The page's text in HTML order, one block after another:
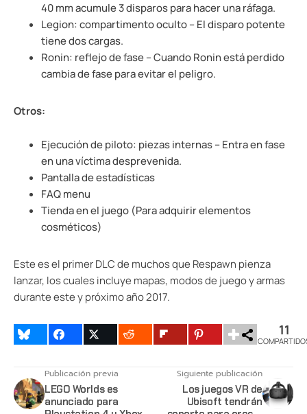
40 mm acumule 3 disparos para hacer una ráfaga.
Legion: compartimento oculto – El disparo potente
tiene dos cargas.
Ronin: reflejo de fase – Cuando Ronin está perdido
cambia de fase para evitar el peligro.
Otros:
Ejecución de piloto: piezas internas – Entra en fase
en una víctima desprevenida.
Pantalla de estadísticas
FAQ menu
Tienda en el juego (Para adquirir elementos
cosméticos)
Este es el primer DLC de muchos que Respawn pienza
lanzar, los cuales incluye mapas, modos de juego y armas
durante este y próximo año 2017.
11
Publicación previa
LEGO Worlds es
anunciado para
Siguiente publicación
Los juegos VR de
Ubisoft tendrán